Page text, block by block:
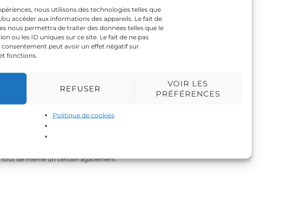
nous utilisons des technologies telles que
accéder aux informations des appareils. Le fait de
nous permettra de traiter des données telles que le
ou les ID uniques sur ce site. Le fait de ne pas
peut avoir un effet négatif sur
fonctions.
REFUSER
VOIR LES
PRÉFÉRENCES
Politique de cookies
vers les portes, soulagée, et sort.
à la caisse elle subit des remarques de l’épicier, qui la
passe devant elle, la klaxonne et s’arrête, Maeva reste sur sa voie
ayant l’habitude de ce type d’échange ne s’arrête pas. La
tout de même un certain agacement.